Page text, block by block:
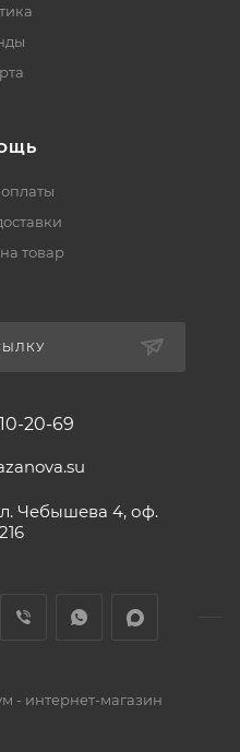
товар
20-69
Чебышева 4, оф.
216
- интернет-магазин